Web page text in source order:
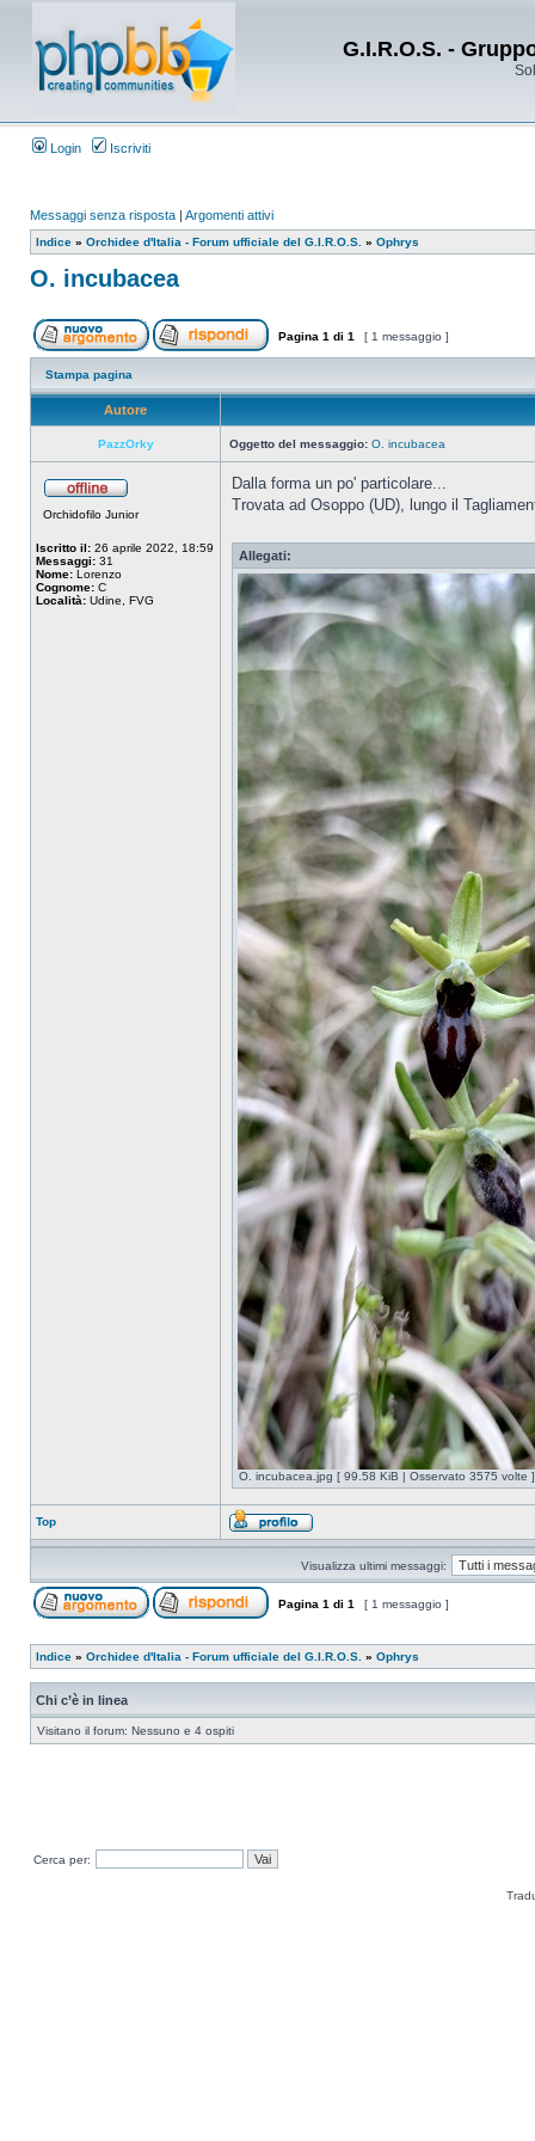
G.I.R.O.S. -
Login Iscriviti
Messaggi senza risposta | Argomenti attivi
Indice » Orchidee d'Italia - Forum ufficiale del G.I.R.O.S. » Ophrys
O. incubacea
Pagina 1 di 1 [ 1 messaggio ]
Stampa pagina
Autore
PazzOrky Oggetto del messaggio: O. incubacea
Orchidofilo Junior
Iscritto il: 26 aprile 2022, 18:59
Messaggi: 31
Nome: Lorenzo
Cognome: C
Località: Udine, FVG
Dalla forma un po' particolare...
Trovata ad Osoppo (UD), lungo il
Allegati:
O. incubacea.jpg [ 99.58 KiB | Osservato 3575 volte ]
Top
Visualizza ultimi messaggi:
Pagina 1 di 1 [ 1 messaggio ]
Indice » Orchidee d'Italia - Forum ufficiale del G.I.R.O.S. » Ophrys
Chi c’è in linea
Visitano il forum: Nessuno e 4 ospiti
Cerca per: